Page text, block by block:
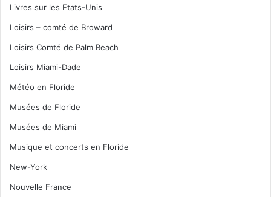
Livres sur les Etats-Unis
Loisirs – comté de Broward
Loisirs Comté de Palm Beach
Loisirs Miami-Dade
Météo en Floride
Musées de Floride
Musées de Miami
Musique et concerts en Floride
New-York
Nouvelle France